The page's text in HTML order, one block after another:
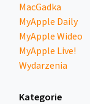
MacGadka
MyApple Daily
MyApple Wideo
MyApple Live!
Wydarzenia
Kategorie